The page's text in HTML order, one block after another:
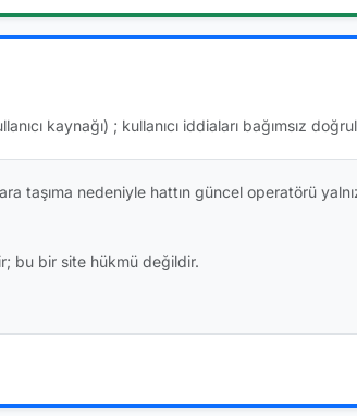
kaynağı) ; kullanıcı iddiaları bağımsız
taşıma nedeniyle hattın güncel operatörü
bu bir site hükmü değildir.